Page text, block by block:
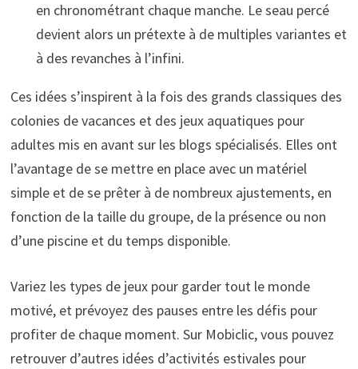
en chronométrant chaque manche. Le seau percé
devient alors un prétexte à de multiples variantes et
à des revanches à l’infini.
Ces idées s’inspirent à la fois des grands classiques des
colonies de vacances et des jeux aquatiques pour
adultes mis en avant sur les blogs spécialisés. Elles ont
l’avantage de se mettre en place avec un matériel
simple et de se prêter à de nombreux ajustements, en
fonction de la taille du groupe, de la présence ou non
d’une piscine et du temps disponible.
Variez les types de jeux pour garder tout le monde
motivé, et prévoyez des pauses entre les défis pour
profiter de chaque moment. Sur Mobiclic, vous pouvez
retrouver d’autres idées d’activités estivales pour